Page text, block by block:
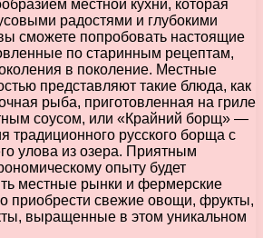
местной кухни, которая
радостями и глубокими
сможете попробовать настоящие
по старинным рецептам,
в поколение. Местные
представляют такие блюда, как
рыба, приготовленная на гриле
соусом, или «Крайний борщ» —
традиционного русского борща с
улова из озера. Приятным
опыту будет
местные рынки и фермерские
приобрести свежие овощи, фрукты,
выращенные в этом уникальном